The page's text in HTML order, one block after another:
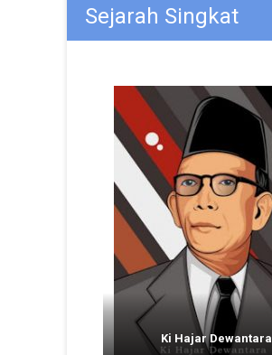
Sejarah Singkat
Ki Hajar Dewantara